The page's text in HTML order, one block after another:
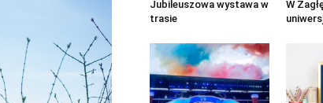
Jubileuszowa wystawa w
trasie
W